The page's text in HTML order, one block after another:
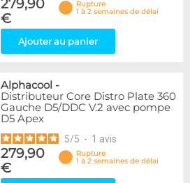
279,90
€
Rupture
1 à 2 semaines de délai
Ajouter au panier
Alphacool -
Distributeur Core Distro Plate 360
Gauche D5/DDC V.2 avec pompe
D5 Apex
5/5 - 1 avis
279,90
€
Rupture
1 à 2 semaines de délai